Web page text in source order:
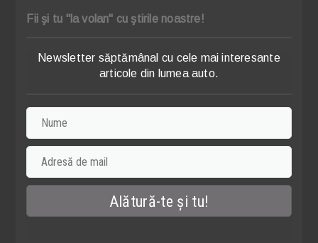
Fii şi tu "la volan" cu ştirile noastre!
Newsletter săptămânal cu cele mai interesante
articole din lumea auto.